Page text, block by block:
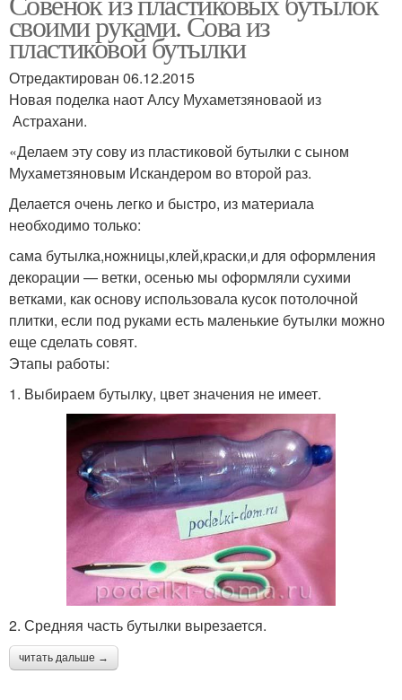
своими руками. Сова из
пластиковой бутылки
Отредактирован 06.12.2015
Новая поделка наот Алсу Мухаметзяноваой из
Астрахани.
«Делаем эту сову из пластиковой бутылки с сыном
Мухаметзяновым Искандером во второй раз.
Делается очень легко и быстро, из материала
необходимо только:
сама бутылка,ножницы,клей,краски,и для оформления
декорации — ветки, осенью мы оформляли сухими
ветками, как основу использовала кусок потолочной
плитки, если под руками есть маленькие бутылки можно
еще сделать совят.
Этапы работы:
1. Выбираем бутылку, цвет значения не имеет.
2. Средняя часть бутылки вырезается.
читать дальше →